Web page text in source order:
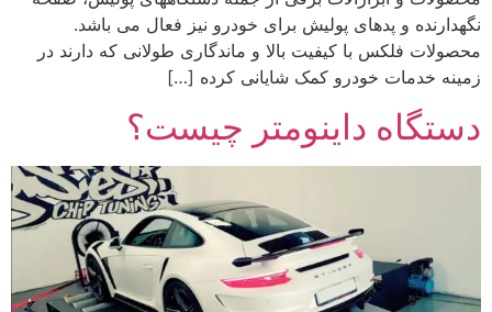
نگهدارنده و پدهای پولیش برای خودرو نیز فعال می باشد.
محصولات فلکس با کیفیت بالا و ماندگاری طولانی که دارند در
زمینه خدمات خودرو کمک شایانی کرده […]
دستگاه داینومتر چیست؟